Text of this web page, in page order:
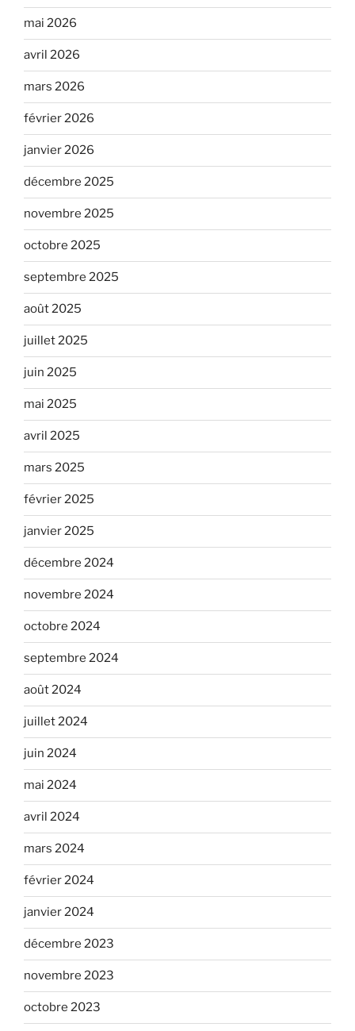
mai 2026
avril 2026
mars 2026
février 2026
janvier 2026
décembre 2025
novembre 2025
octobre 2025
septembre 2025
août 2025
juillet 2025
juin 2025
mai 2025
avril 2025
mars 2025
février 2025
janvier 2025
décembre 2024
novembre 2024
octobre 2024
septembre 2024
août 2024
juillet 2024
juin 2024
mai 2024
avril 2024
mars 2024
février 2024
janvier 2024
décembre 2023
novembre 2023
octobre 2023